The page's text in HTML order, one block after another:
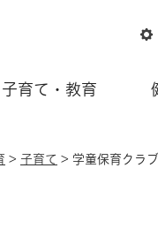
子育て・教育
> 子育て > 学童保育クラ